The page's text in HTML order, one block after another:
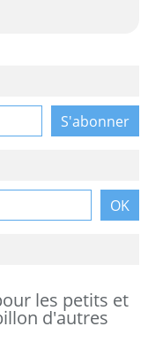
les petits et
d'autres